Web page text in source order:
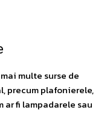
multe surse de
precum plafonierele,
fi lampadarele sau